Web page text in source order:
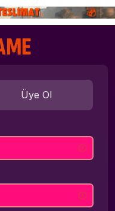
Üye Ol